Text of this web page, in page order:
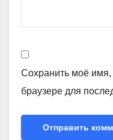
Сохранить моё имя,
браузере для